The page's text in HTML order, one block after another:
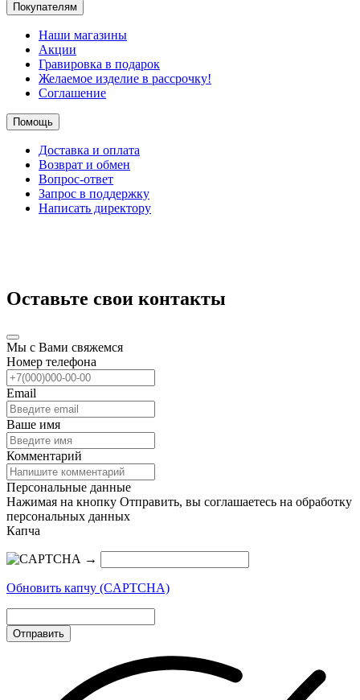
Покупателям
Наши магазины
Акции
Гравировка в подарок
Желаемое изделие в рассрочку!
Соглашение
Помощь
Доставка и оплата
Возврат и обмен
Вопрос-ответ
Запрос в поддержку
Написать директору
Оставьте свои контакты
Мы с Вами свяжемся
Номер телефона
Email
Ваше имя
Комментарий
Персональные данные
Нажимая на кнопку Отправить, вы соглашаетесь на обработку
персональных данных
Капча
→
Обновить капчу (CAPTCHA)
Отправить